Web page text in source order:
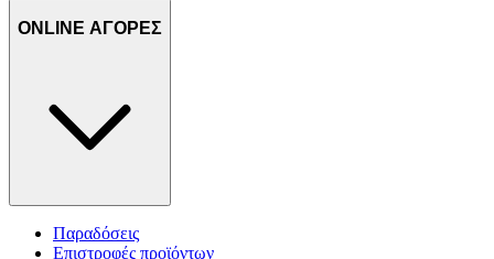
ONLINE ΑΓΟΡΕΣ
Παραδόσεις
Επιστροφές προϊόντων